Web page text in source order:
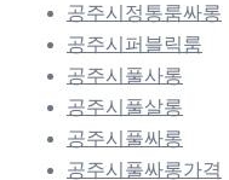
공주시정통룸싸롱
공주시퍼블릭룸
공주시풀사롱
공주시풀살롱
공주시풀싸롱
공주시풀싸롱가격